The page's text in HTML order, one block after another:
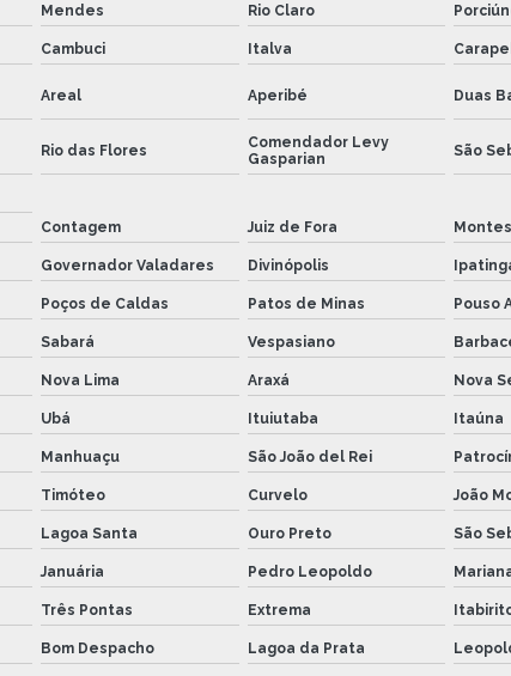
Mendes Rio Claro
Cambuci Italva
Areal Aperibé Duas
Rio das Flores
Comendador Levy
Gasparian
São
Contagem Juiz de Fora
Governador Valadares Divinópolis
Poços de Caldas Patos de Minas Pouso
Sabará Vespasiano
Nova Lima Araxá Nova
Ubá Ituiutaba Itaúna
Manhuaçu São João del Rei
Timóteo Curvelo João
Lagoa Santa Ouro Preto São
Januária Pedro Leopoldo
Três Pontas Extrema
Bom Despacho Lagoa da Prata